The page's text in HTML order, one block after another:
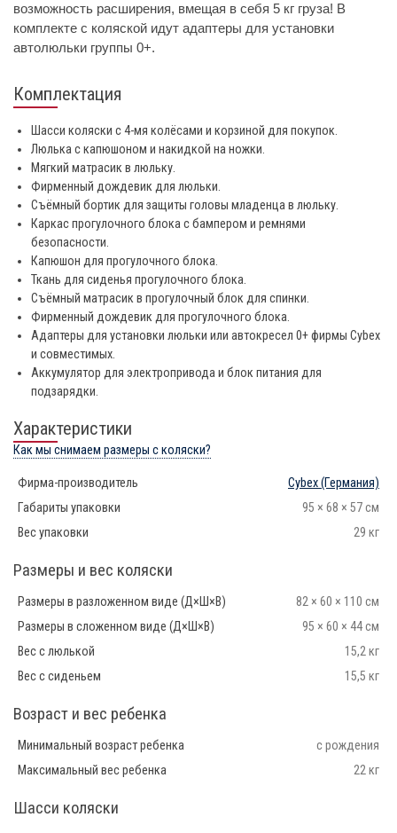
возможность расширения, вмещая в себя 5 кг груза! В
комплекте с коляской идут адаптеры для установки
автолюльки группы 0+.
Комплектация
Шасси коляски с 4-мя колёсами и корзиной для покупок.
Люлька с капюшоном и накидкой на ножки.
Мягкий матрасик в люльку.
Фирменный дождевик для люльки.
Съёмный бортик для защиты головы младенца в люльку.
Каркас прогулочного блока с бампером и ремнями
безопасности.
Капюшон для прогулочного блока.
Ткань для сиденья прогулочного блока.
Съёмный матрасик в прогулочный блок для спинки.
Фирменный дождевик для прогулочного блока.
Адаптеры для установки люльки или автокресел 0+ фирмы Cybex
и совместимых.
Аккумулятор для электропривода и блок питания для
подзарядки.
Характеристики
Как мы снимаем размеры с коляски?
Фирма-производитель Cybex(Германия)
Габариты упаковки
95 × 68 × 57 см
Вес упаковки
29 кг
Размеры и вес коляски
Размеры в разложенном виде (Д×Ш×В)
82 × 60 × 110 см
Размеры в сложенном виде (Д×Ш×В)
95 × 60 × 44 см
Вес с люлькой
15,2 кг
Вес с сиденьем
15,5 кг
Возраст и вес ребенка
Минимальный возраст ребенка
с рождения
Максимальный вес ребенка
22 кг
Шасси коляски